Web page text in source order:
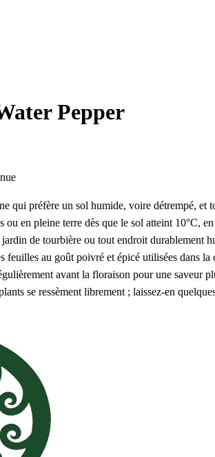
Pepper
qui préfère un sol humide, voire détrempé,
en pleine terre dès que le sol atteint 10°C,
de tourbière ou tout endroit durablement
feuilles au goût poivré et épicé utilisées dans
avant la floraison pour une saveur
se ressèment librement ; laissez-en